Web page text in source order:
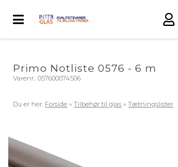
Primo Notliste 0576 - 6 m
Varenr.:057600074506
Du er her: Forside »Tilbehør til glas »Tætningslister